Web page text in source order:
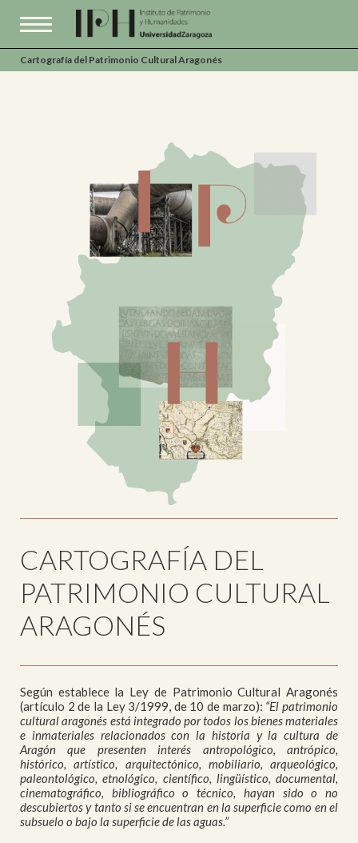
Cartografía del Patrimonio Cultural Aragonés
CARTOGRAFÍA DEL
PATRIMONIO CULTURAL
ARAGONÉS
Según establece la Ley de Patrimonio Cultural Aragonés
(artículo 2 de la Ley 3/1999, de 10 de marzo): “El patrimonio
cultural aragonés está integrado por todos los bienes materiales
e inmateriales relacionados con la historia y la cultura de
Aragón que presenten interés antropológico, antrópico,
histórico, artístico, arquitectónico, mobiliario, arqueológico,
paleontológico, etnológico, científico, lingüístico, documental,
cinematográfico, bibliográfico o técnico, hayan sido o no
descubiertos y tanto si se encuentran en la superficie como en el
subsuelo o bajo la superficie de las aguas.”